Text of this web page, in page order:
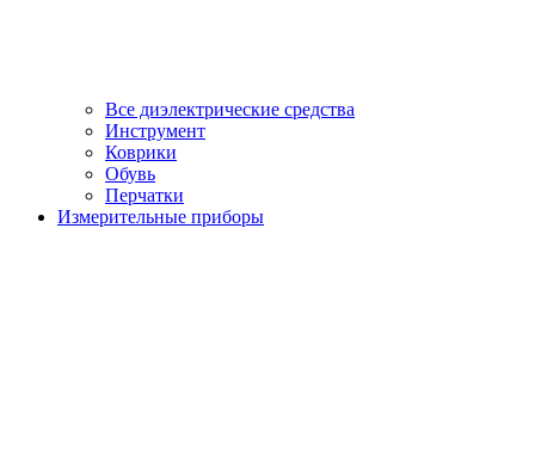
Все диэлектрические средства
Инструмент
Коврики
Обувь
Перчатки
Измерительные приборы